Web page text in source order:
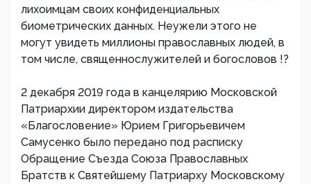
лихоимцам своих конфиденциальных
биометрических данных. Неужели этого не
могут увидеть миллионы православных людей, в
том числе, священнослужителей и богословов !?
2 декабря 2019 года в канцелярию Московской
Патриархии директором издательства
«Благословение» Юрием Григорьевичем
Самусенко было передано под расписку
Обращение Съезда Союза Православных
Братств к Святейшему Патриарху Московскому